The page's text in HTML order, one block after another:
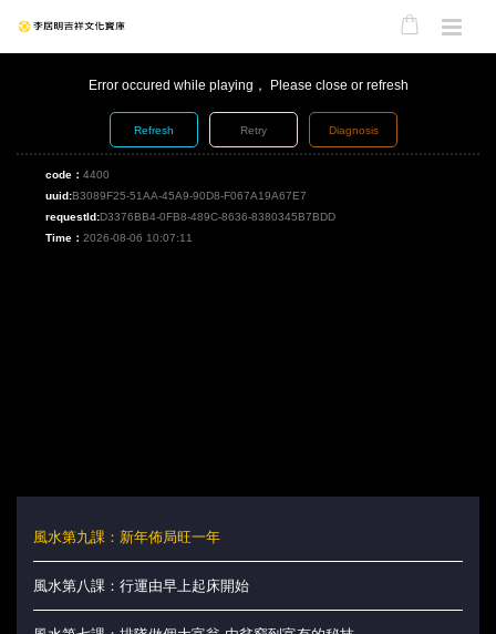
Error occured while playing， Please close or refresh
Refresh Retry Diagnosis
code： 4400
uuid:B3089F25-51AA-45A9-90D8-F067A19A67E7
requestId:D3376BB4-0FB8-489C-8636-8380345B7BDD
Time： 2026-08-06 10:07:11
風水第九課：新年佈局旺一年
風水第八課：行運由早上起床開始